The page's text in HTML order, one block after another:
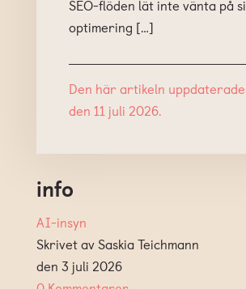
SEO-flöden lät inte vänta på
optimering […]
Den här artikeln
den 11 juli 2026.
info
AI-insyn
Skrivet av Saskia Teichmann
den 3 juli 2026